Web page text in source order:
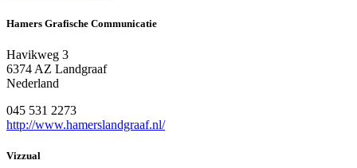
Hamers Grafische Communicatie
Havikweg 3
6374 AZ Landgraaf
Nederland
045 531 2273
http://www.hamerslandgraaf.nl/
Vizzual